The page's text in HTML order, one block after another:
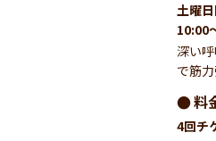
土曜
10:00
深い
で筋
料
4回チ